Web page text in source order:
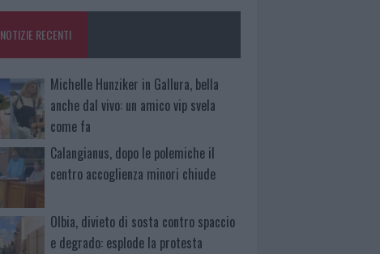
NOTIZIE RECENTI
Michelle Hunziker in Gallura, bella
anche dal vivo: un amico vip svela
come fa
Calangianus, dopo le polemiche il
centro accoglienza minori chiude
Olbia, divieto di sosta contro spaccio
e degrado: esplode la protesta